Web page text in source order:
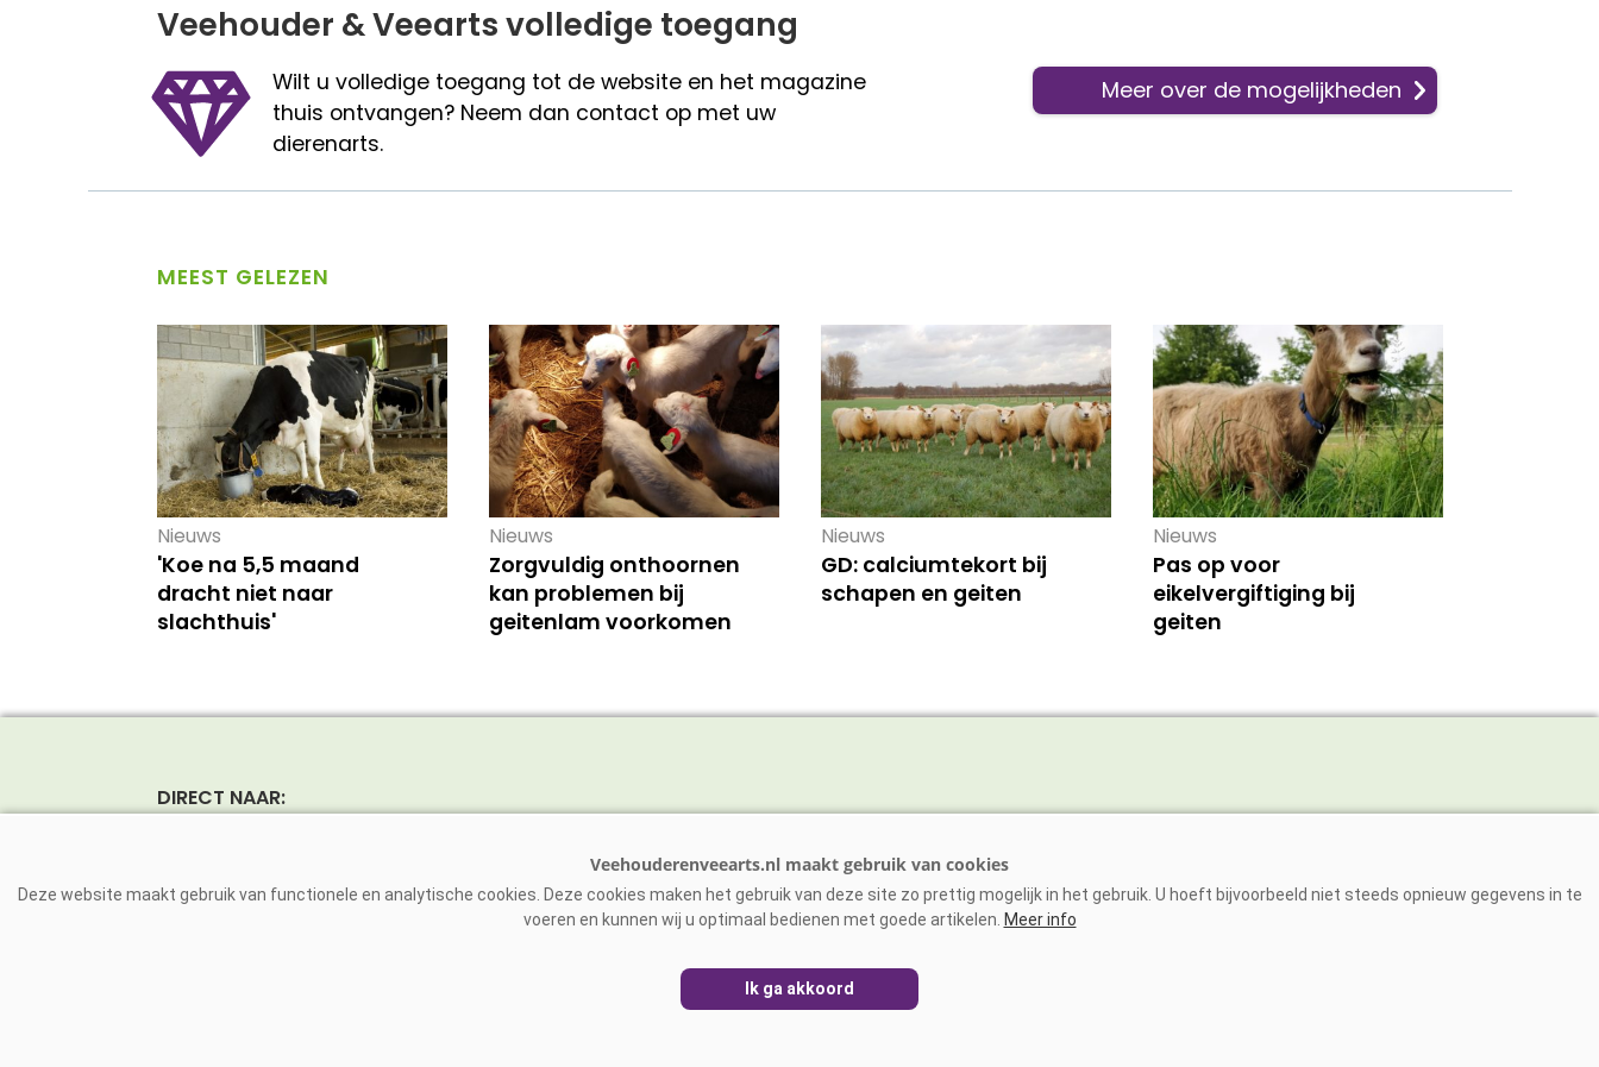
Veehouder & Veearts volledige toegang
Wilt u volledige toegang tot de website en het magazine
thuis ontvangen? Neem dan contact op met uw
dierenarts.
Meer over de mogelijkheden
MEEST GELEZEN
Nieuws
'Koe na 5,5 maand
dracht niet naar
slachthuis'
Nieuws
Zorgvuldig onthoornen
kan problemen bij
geitenlam voorkomen
Nieuws
GD: calciumtekort bij
schapen en geiten
Nieuws
Pas op voor
eikelvergiftiging bij
geiten
DIRECT NAAR:
Dierziekten
Pluimvee
Paarden
Zoönosen
Deze website maakt gebruik van functionele en analytische cookies. Deze cookies maken het gebruik van deze site zo prettig mogelijk in het gebruik. U hoeft bijvoorbeeld niet steeds opnieuw gegevens in te
voeren en kunnen wij u optimaal bedienen met goede artikelen. Meer info
Ik ga akkoord